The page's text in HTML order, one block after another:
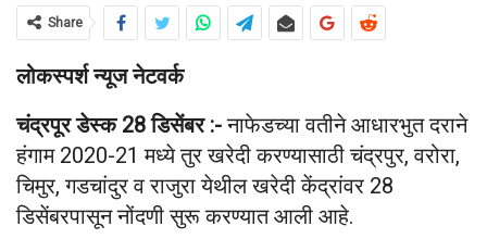
Share
लोकस्पर्श न्यूज नेटवर्क
चंद्रपूर डेस्क 28 डिसेंबर :-नाफेडच्या वतीने आधारभुत दराने
हंगाम 2020-21 मध्ये तुर खरेदी करण्यासाठी चंद्रपुर, वरोरा,
चिमुर, गडचांदुर व राजुरा येथील खरेदी केंद्रांवर 28
डिसेंबरपासून नोंदणी सुरू करण्यात आली आहे.